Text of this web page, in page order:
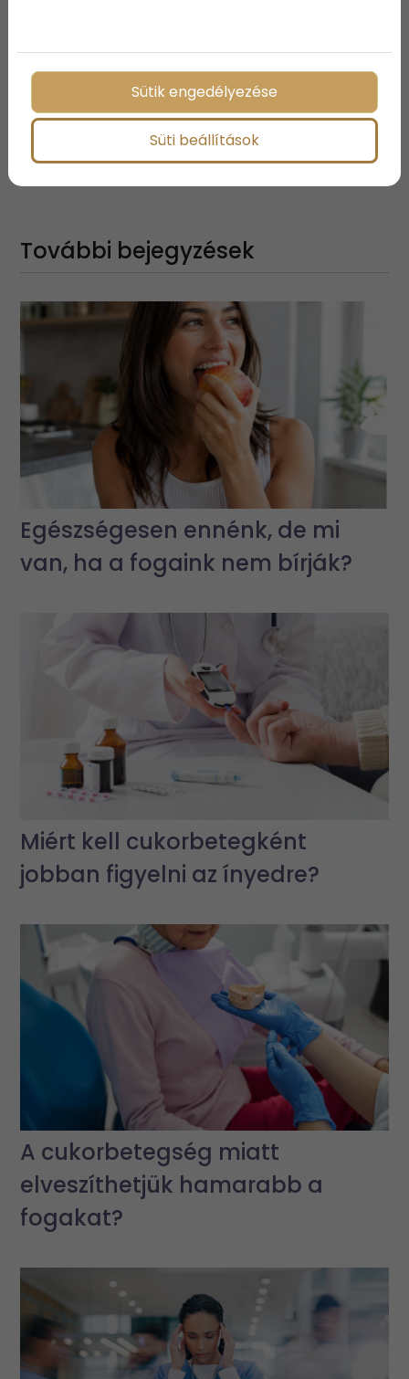
További bejegyzések
Egészségesen ennénk, de mi
van, ha a fogaink nem bírják?
Miért kell cukorbetegként
jobban figyelni az ínyedre?
A cukorbetegség miatt
elveszíthetjük hamarabb a
fogakat?
Sütik engedélyezése
Süti beállítások